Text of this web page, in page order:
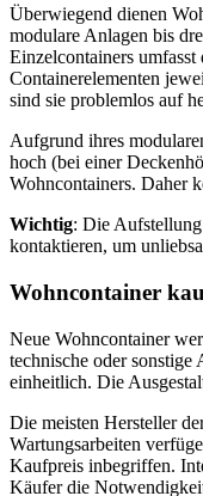
Überwiegend dienen
modulare Anlagen bis
Einzelcontainers
Containerelementen
sind sie problemlos auf
Aufgrund ihres
hoch (bei einer
Wohncontainers. Daher
Wichtig: Die
kontaktieren, um
Wohncontainer
Neue Wohncontainer
technische oder
einheitlich. Die
Die meisten Hersteller
Wartungsarbeiten
Kaufpreis inbegriffen.
Käufer die